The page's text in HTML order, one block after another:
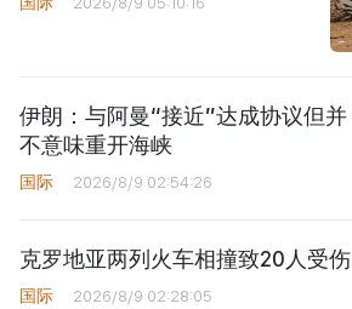
伊朗：与阿曼“接近”达成协议但并
不意味重开海峡
国际 2026/8/9 02:54:26
克罗地亚两列火车相撞致20人受伤
国际 2026/8/9 02:28:05